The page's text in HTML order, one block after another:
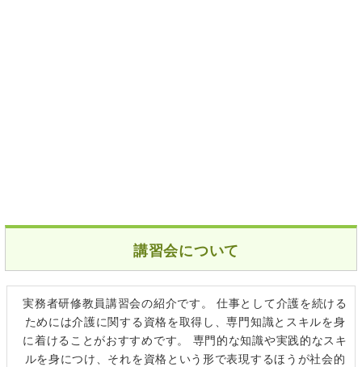
講習会について
実務者研修教員講習会の紹介です。 仕事として介護を続ける
ためには介護に関する資格を取得し、専門知識とスキルを身
に着けることがおすすめです。 専門的な知識や実践的なスキ
ルを身につけ、それを資格という形で表現するほうが社会的